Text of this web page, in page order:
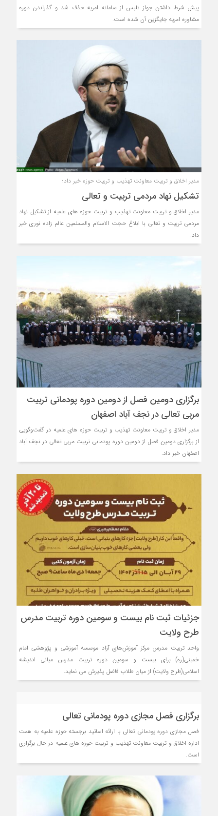
پیش شرط داشتن جواز تلبس از سامانه امریه حذف شد و گذراندن دوره
مشاوره امریه جایگزین آن شده است.
مدیر اخلاق و تربیت معاونت تهذیب و تربیت حوزه خبر داد؛
تشکیل نهاد مردمی تربیت و تعالی
مدیر اخلاق و تربیت معاونت تهذیب و تربیت حوزه های علمیه از تشکیل نهاد
مردمی تربیت و تعالی با ابلاغ حجت الاسلام والمسلمین عالم زاده نوری خبر
داد.
برگزاری دومین فصل از دومین دوره پودمانی تربیت
مربی تعالی در نجف آباد اصفهان
مدیر اخلاق و تربیت معاونت تهذیب و تربیت حوزه های علمیه در گفت‌وگویی
از برگزاری دومین فصل از دومین دوره پودمانی تربیت مربی تعالی در نجف آباد
اصفهان خبر داد.
جزئیات ثبت نام بیست و سومین دوره تربیت مدرس
طرح ولایت
واحد تربیت مدرس مرکز آموزش‌های آزاد موسسه آموزشی و پژوهشی امام
خمینی(ره) برای بیست و سومین دوره تربیت مدرس مبانی اندیشه
اسلامی(طرح ولایت) از میان طلاب فاضل پذیرش می نماید.
برگزاری فصل مجازی دوره پودمانی تعالی
فصل مجازی دوره پودمانی تعالی با ارائه اساتید برجسته حوزه علمیه به همت
اداره اخلاق و تربیت معاونت تهذیب و تربیت حوزه های علمیه در حال برگزاری
است.